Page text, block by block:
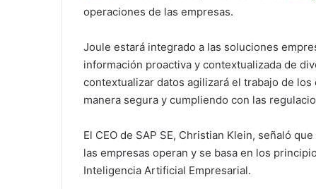
operaciones de las empresas.
Joule estará integrado a las soluciones
información proactiva y contextualizada de
contextualizar datos agilizará el trabajo de
manera segura y cumpliendo con las
El CEO de SAP SE, Christian Klein, señaló
las empresas operan y se basa en los
Inteligencia Artificial Empresarial.